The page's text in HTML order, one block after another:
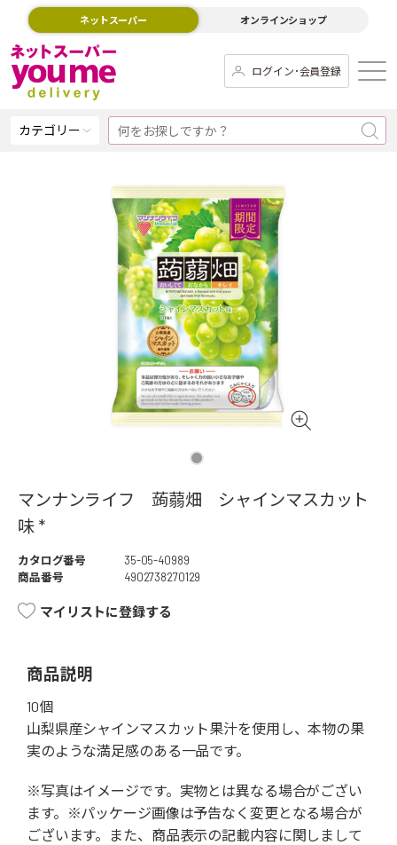
ネットスーパー オンラインショップ
ログイン･会員登録
カテゴリー
マンナンライフ 蒟蒻畑 シャインマスカット
味 *
カタログ番号
35-05-40989
商品番号
4902738270129
マイリストに登録する
商品説明
10個
山梨県産シャインマスカット果汁を使用し、本物の果
実のような満足感のある一品です。
※写真はイメージです。実物とは異なる場合がござい
ます。※パッケージ画像は予告なく変更となる場合が
ございます。また、商品表示の記載内容に関しまして